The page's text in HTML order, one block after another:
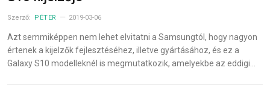
Szerző: PÉTER 2019-03-06
Azt semmiképpen nem lehet elvitatni a Samsungtól, hogy nagyon
értenek a kijelzők fejlesztéséhez, illetve gyártásához, és ez a
Galaxy S10 modelleknél is megmutatkozik, amelyekbe az eddigi…